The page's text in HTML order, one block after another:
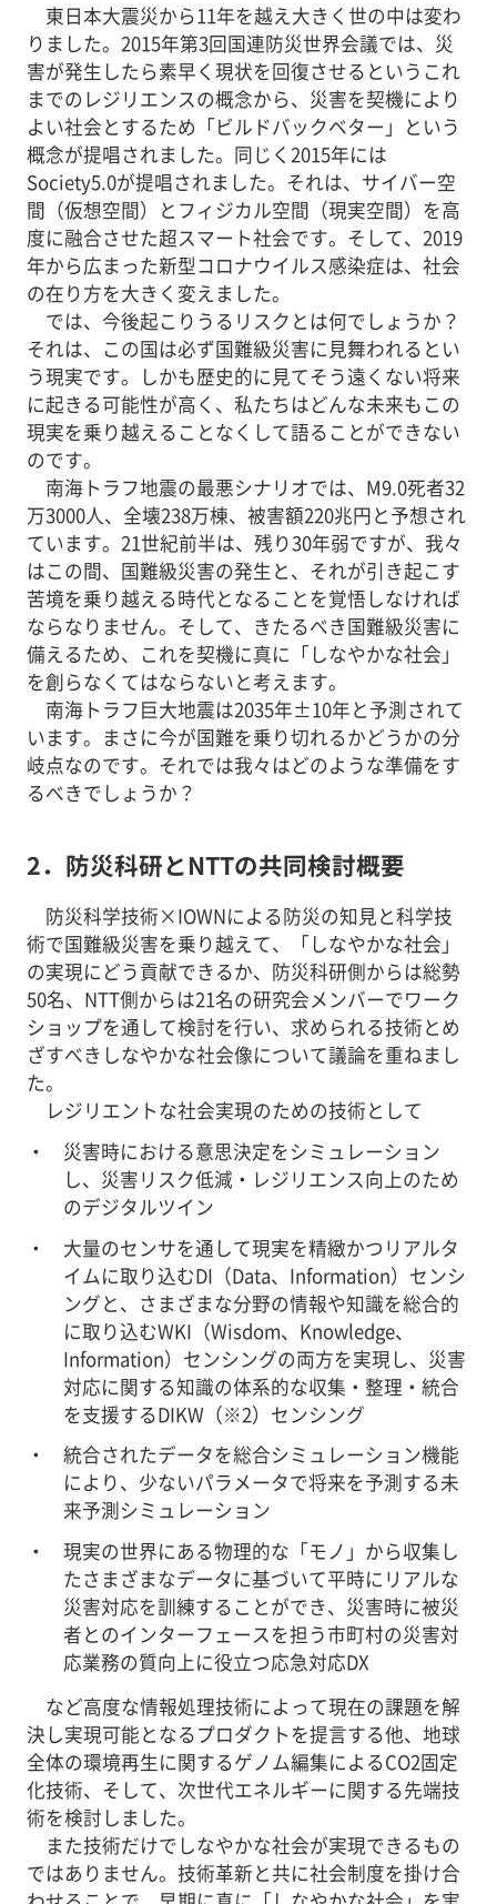
東日本大震災から11年を越え大きく世の中は変わ
りました。2015年第3回国連防災世界会議では、災
害が発生したら素早く現状を回復させるというこれ
までのレジリエンスの概念から、災害を契機により
よい社会とするため「ビルドバックベター」という
概念が提唱されました。同じく2015年には
Society5.0が提唱されました。それは、サイバー空
間（仮想空間）とフィジカル空間（現実空間）を高
度に融合させた超スマート社会です。そして、2019
年から広まった新型コロナウイルス感染症は、社会
の在り方を大きく変えました。
では、今後起こりうるリスクとは何でしょうか？
それは、この国は必ず国難級災害に見舞われるとい
う現実です。しかも歴史的に見てそう遠くない将来
に起きる可能性が高く、私たちはどんな未来もこの
現実を乗り越えることなくして語ることができない
のです。
南海トラフ地震の最悪シナリオでは、M9.0死者32
万3000人、全壊238万棟、被害額220兆円と予想され
ています。21世紀前半は、残り30年弱ですが、我々
はこの間、国難級災害の発生と、それが引き起こす
苦境を乗り越える時代となることを覚悟しなければ
ならなりません。そして、きたるべき国難級災害に
備えるため、これを契機に真に「しなやかな社会」
を創らなくてはならないと考えます。
南海トラフ巨大地震は2035年±10年と予測されて
います。まさに今が国難を乗り切れるかどうかの分
岐点なのです。それでは我々はどのような準備をす
るべきでしょうか？
2．防災科研とNTTの共同検討概要
防災科学技術×IOWNによる防災の知見と科学技
術で国難級災害を乗り越えて、「しなやかな社会」
の実現にどう貢献できるか、防災科研側からは総勢
50名、NTT側からは21名の研究会メンバーでワーク
ショップを通して検討を行い、求められる技術とめ
ざすべきしなやかな社会像について議論を重ねまし
た。
レジリエントな社会実現のための技術として
災害時における意思決定をシミュレーション
し、災害リスク低減・レジリエンス向上のため
のデジタルツイン
大量のセンサを通して現実を精緻かつリアルタ
イムに取り込むDI（Data、Information）センシ
ングと、さまざまな分野の情報や知識を総合的
に取り込むWKI（Wisdom、Knowledge、
Information）センシングの両方を実現し、災害
対応に関する知識の体系的な収集・整理・統合
を支援するDIKW（※2）センシング
統合されたデータを総合シミュレーション機能
により、少ないパラメータで将来を予測する未
来予測シミュレーション
現実の世界にある物理的な「モノ」から収集し
たさまざまなデータに基づいて平時にリアルな
災害対応を訓練することができ、災害時に被災
者とのインターフェースを担う市町村の災害対
応業務の質向上に役立つ応急対応DX
など高度な情報処理技術によって現在の課題を解
決し実現可能となるプロダクトを提言する他、地球
全体の環境再生に関するゲノム編集によるCO2固定
化技術、そして、次世代エネルギーに関する先端技
術を検討しました。
また技術だけでしなやかな社会が実現できるもの
ではありません。技術革新と共に社会制度を掛け合